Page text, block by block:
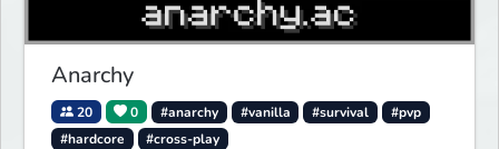
Anarchy
20 0 #anarchy #vanilla #survival
#pvp
#hardcore
#cross-play